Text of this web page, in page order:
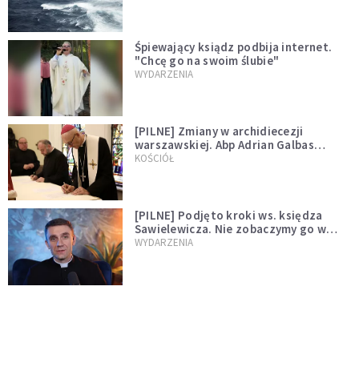
Śpiewający ksiądz podbija internet.
"Chcę go na swoim ślubie"
WYDARZENIA
[PILNE] Zmiany w archidiecezji
warszawskiej. Abp Adrian Galbas
wręczył dekrety nowym proboszczom
KOŚCIÓŁ
[PILNE] Podjęto kroki ws. księdza
Sawielewicza. Nie zobaczymy go w
mediach
WYDARZENIA